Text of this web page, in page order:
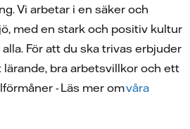
Vi arbetar i en säker och
med en stark och positiv kultur
För att du ska trivas erbjuder
bra arbetsvillkor och ett
- Läs mer omvåra